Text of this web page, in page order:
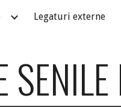
Skip to navigation
Legaturi externe